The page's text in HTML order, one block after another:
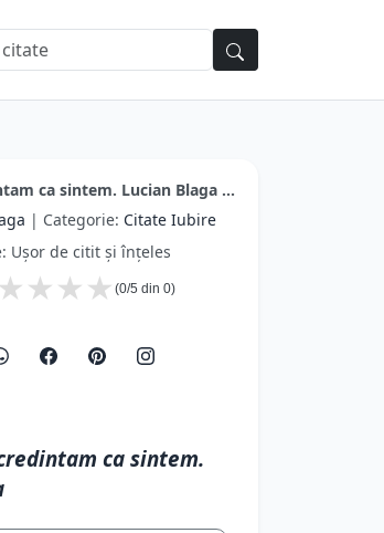
ca sintem. Lucian Blaga ...
| Categorie: Citate Iubire
Ușor de citit și înțeles
★
★
★
★ (0/5 din 0)
ca sintem.